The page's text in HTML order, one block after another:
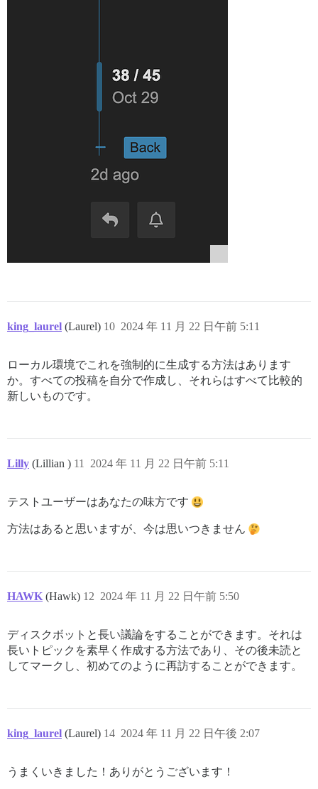
king_laurel (Laurel) 2024 年 11 月 22 日午前 5:11
10
ローカル環境でこれを強制的に生成する方法はあります
か。すべての投稿を自分で作成し、それらはすべて比較的
新しいものです。
Lilly (Lillian ) 2024 年 11 月 22 日午前 5:11
11
テストユーザーはあなたの味方です
方法はあると思いますが、今は思いつきません
HAWK (Hawk) 2024 年 11 月 22 日午前 5:50
12
ディスクボットと長い議論をすることができます。それは
長いトピックを素早く作成する方法であり、その後未読と
してマークし、初めてのように再訪することができます。
king_laurel (Laurel) 2024 年 11 月 22 日午後 2:07
14
うまくいきました！ありがとうございます！